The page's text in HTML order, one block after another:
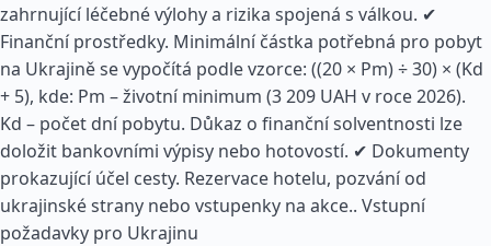
zahrnující léčebné výlohy a rizika spojená s válkou. ✔
Finanční prostředky. Minimální částka potřebná pro pobyt
na Ukrajině se vypočítá podle vzorce: ((20 × Pm) ÷ 30) × (Kd
+ 5), kde: Pm – životní minimum (3 209 UAH v roce 2026).
Kd – počet dní pobytu. Důkaz o finanční solventnosti lze
doložit bankovními výpisy nebo hotovostí. ✔ Dokumenty
prokazující účel cesty. Rezervace hotelu, pozvání od
ukrajinské strany nebo vstupenky na akce.. Vstupní
požadavky pro Ukrajinu